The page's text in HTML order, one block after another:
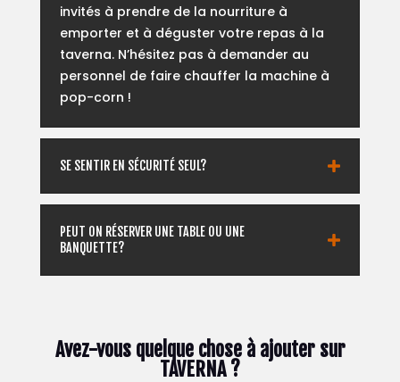
invités à prendre de la nourriture à
emporter et à déguster votre repas à la
taverna. N’hésitez pas à demander au
personnel de faire chauffer la machine à
pop-corn !
SE SENTIR EN SÉCURITÉ SEUL?
PEUT ON RÉSERVER UNE TABLE OU UNE
BANQUETTE?
Avez-vous quelque chose à ajouter sur
TAVERNA ?